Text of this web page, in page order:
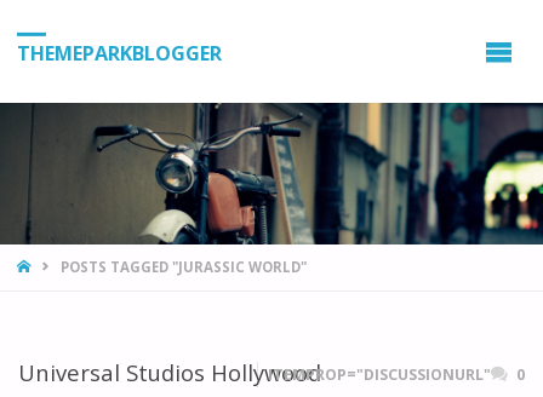
THEMEPARKBLOGGER
HOMEPOSTS TAGGED "JURASSIC WORLD"
Universal Studios HollywoodITEMPROP="DISCUSSIONURL" 0